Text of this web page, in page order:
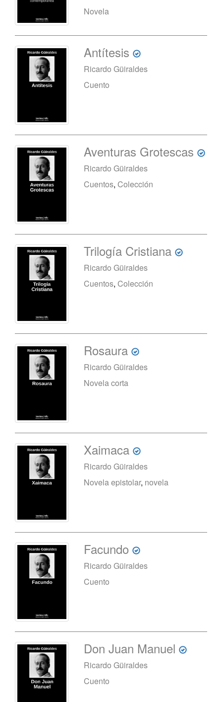
Novela
Antítesis
Ricardo Güiraldes
Cuento
Aventuras Grotescas
Ricardo Güiraldes
Cuentos, Colección
Trilogía Cristiana
Ricardo Güiraldes
Cuentos, Colección
Rosaura
Ricardo Güiraldes
Novela corta
Xaimaca
Ricardo Güiraldes
Novela epistolar, novela
Facundo
Ricardo Güiraldes
Cuento
Don Juan Manuel
Ricardo Güiraldes
Cuento